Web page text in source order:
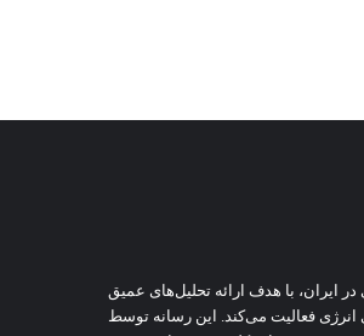
ایران، با هدف ارائه تحلیل‌های عمیق
انرژی فعالیت می‌کند. این رسانه توسط